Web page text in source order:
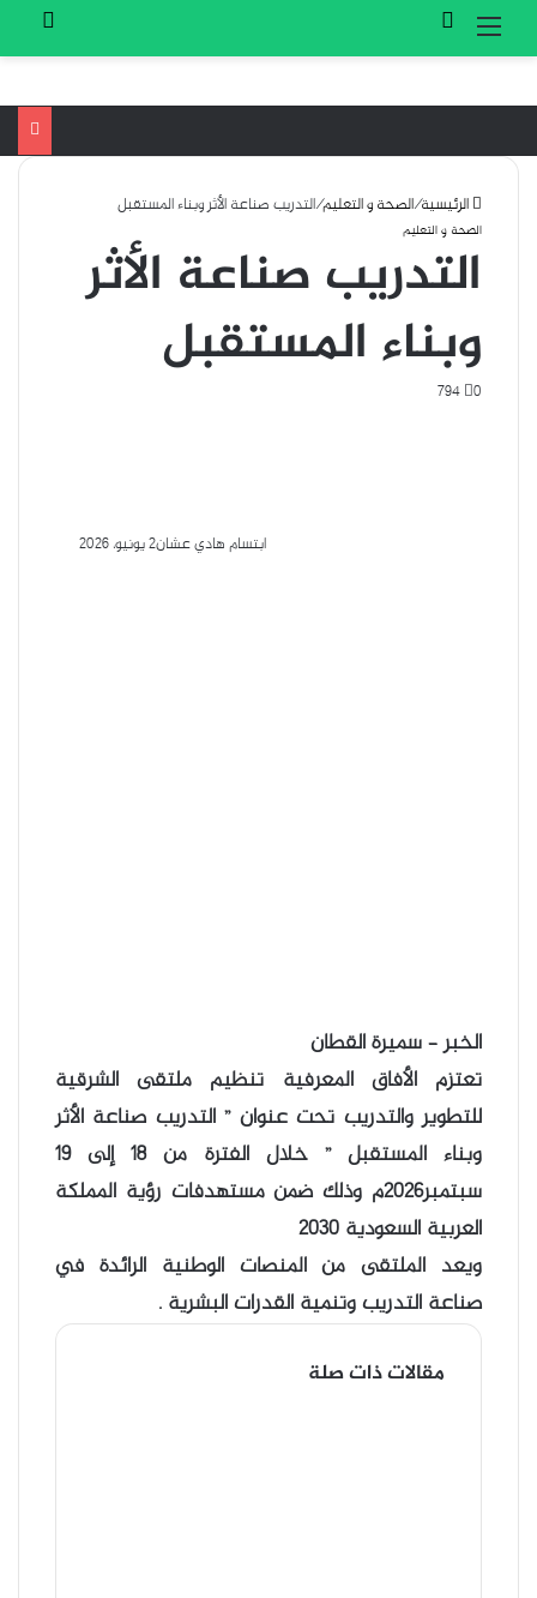
القائمة
الرئيسية/الصحة و التعليم/التدريب صناعة الأثر وبناء المستقبل
الصحة و التعليم
التدريب صناعة الأثر
وبناء المستقبل
ابتسام هادي عشان2 يونيو، 2026
0
الخبر – سميرة القطان
تعتزم الأفاق المعرفية تنظيم ملتقى الشرقية
للتطوير والتدريب تحت عنوان ” التدريب صناعة الأثر
وبناء المستقبل ” خلال الفترة من 18 إلى 19
سبتمبر2026م وذلك ضمن مستهدفات رؤية المملكة
العربية السعودية 2030
ويعد الملتقى من المنصات الوطنية الرائدة في
صناعة التدريب وتنمية القدرات البشرية .
مقالات ذات صلة